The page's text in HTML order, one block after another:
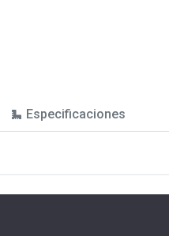
Especificaciones